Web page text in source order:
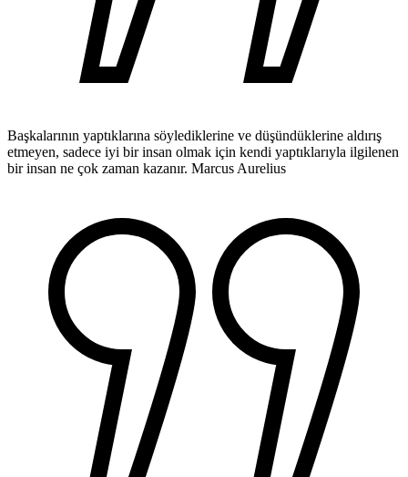
Başkalarının yaptıklarına söylediklerine ve düşündüklerine aldırış
etmeyen, sadece iyi bir insan olmak için kendi yaptıklarıyla ilgilenen
bir insan ne çok zaman kazanır. Marcus Aurelius